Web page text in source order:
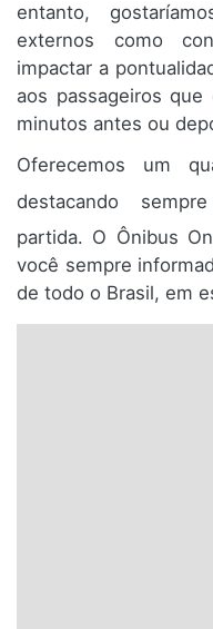
entanto,
externos como
impactar a
aos passageiros
minutos antes ou
Oferecemos um
destacando
partida. O Ônibus
você sempre
de todo o Brasil, em